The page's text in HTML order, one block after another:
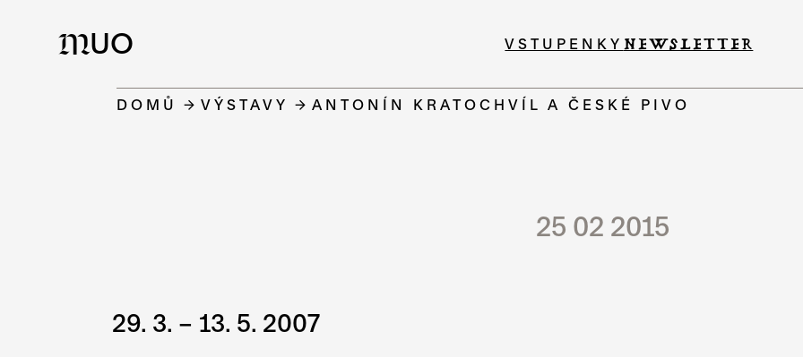
MUO VSTUPENKY NEWSLETTER
DOMŮ VÝSTAVY ANTONÍN KRATOCHVÍL A ČESKÉ PIVO
25 02 2015
29. 3. – 13. 5. 2007